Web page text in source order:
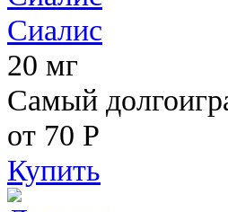
Сиалис
20 мг
Самый
от 70 Р
Купить